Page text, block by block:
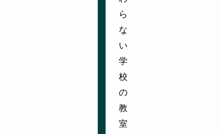
ら
な
い
学
校
の
教
室